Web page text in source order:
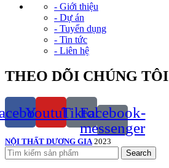
- Giới thiệu
- Dự án
- Tuyển dụng
- Tin tức
- Liên hệ
THEO DÕI CHÚNG TÔI
YoutubeTiktok
Facebook-
messenger
NỘI THẤT DƯƠNG GIA 2023
Search